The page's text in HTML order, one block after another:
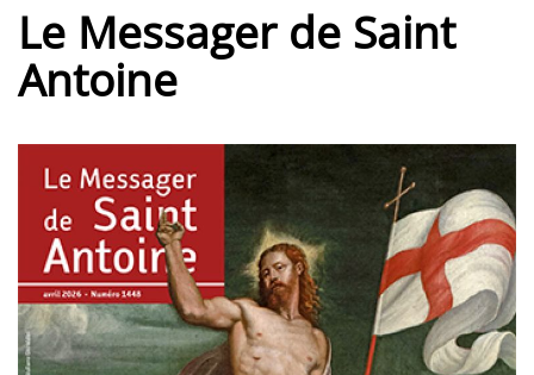
Le Messager de Saint
Antoine